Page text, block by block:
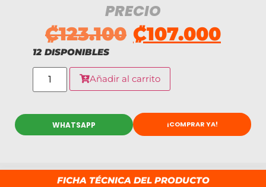
PRECIO
₡123.100 ₡107.000
12 DISPONIBLES
Añadir al carrito
WHATSAPP ¡COMPRAR YA!
FICHA TÉCNICA DEL PRODUCTO